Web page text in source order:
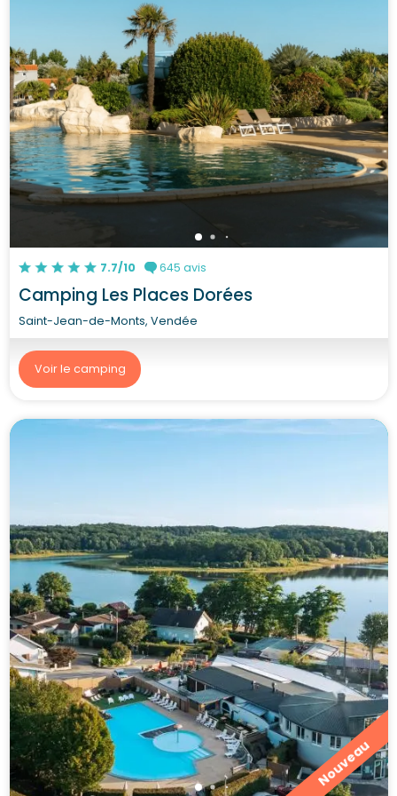
7.7/10 645 avis
Camping Les Places Dorées
Saint-Jean-de-Monts, Vendée
Voir le camping
Nouveau